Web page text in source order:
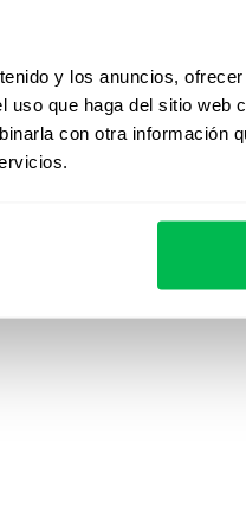
y los anuncios,
que haga del sitio web
con otra información